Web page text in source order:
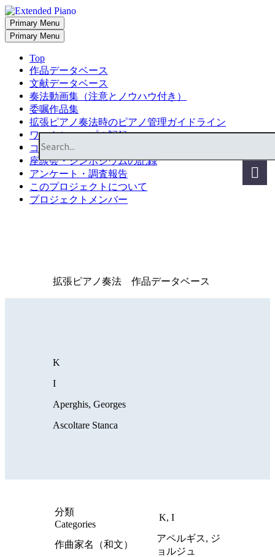
Primary Menu
Primary Menu
Top
作品データベース
文献データベース
奏法動画集（注意とノウハウ付き）
委嘱作品集
拡張ピアノ奏法時のピアノ管理ガイドライン
ワークショップの記録
コンサートの記録
座談会・シンポジウムの記録
アンケート・調査報告
このプロジェクトについて
プロジェクトメンバー
拡張ピアノ奏法 作品データベース
K
I
Aperghis, Georges
Ascoltare Stanca
分類
Categories
K, I
作曲家名（和文）
アペルギス, ジ
ョルジュ